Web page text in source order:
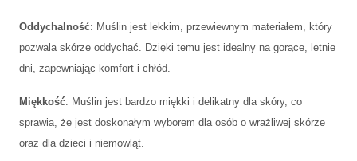
Oddychalność: Muślin jest lekkim, przewiewnym materiałem, który
pozwala skórze oddychać. Dzięki temu jest idealny na gorące, letnie
dni, zapewniając komfort i chłód.
Miękkość: Muślin jest bardzo miękki i delikatny dla skóry, co
sprawia, że jest doskonałym wyborem dla osób o wrażliwej skórze
oraz dla dzieci i niemowląt.